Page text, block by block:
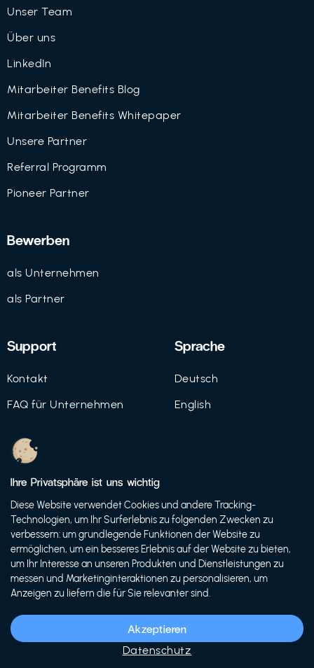
Unser Team
Über uns
LinkedIn
Mitarbeiter Benefits Blog
Mitarbeiter Benefits Whitepaper
Unsere Partner
Referral Programm
Pioneer Partner
Bewerben
als Unternehmen
als Partner
Support
Kontakt
FAQ für Unternehmen
Datenschutz
Nutzungsbedingungen
Sprache
Deutsch
English
© 2021 FutureBens GmbH
Ihre Privatsphäre ist uns wichtig
Diese Website verwendet Cookies und andere Tracking-
Technologien, um Ihr Surferlebnis zu folgenden Zwecken zu
verbessern: um grundlegende Funktionen der Website zu
ermöglichen, um ein besseres Erlebnis auf der Website zu bieten,
um Ihr Interesse an unseren Produkten und Dienstleistungen zu
messen und Marketinginteraktionen zu personalisieren, um
Anzeigen zu liefern die für Sie relevanter sind.
Akzeptieren
Datenschutz